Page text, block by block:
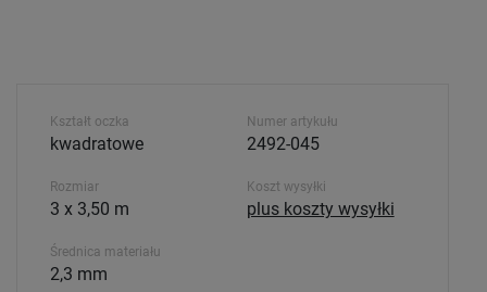
Kształt oczka
kwadratowe
Rozmiar
3 x 3,50 m
Średnica materiału
2,3 mm
Numer artykułu
2492-045
Koszt wysyłki
plus koszty wysyłki